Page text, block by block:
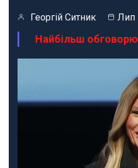
Георгій Ситник Лип
Найбільш